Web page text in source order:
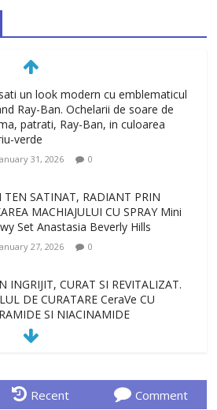
un look modern cu emblematicul
Ray-Ban. Ochelarii de soare de
patrati, Ray-Ban, in culoarea
verde
31, 2026 0
TEN SATINAT, RADIANT PRIN
MACHIAJULUI CU SPRAY Mini
Set Anastasia Beverly Hills
27, 2026 0
INGRIJIT, CURAT SI REVITALIZAT.
DE CURATARE CeraVe CU
SI NIACINAMIDE
January 23, 2026
o provocare. Idei inedite, cadouri
le puteti avea la Giftspot.ro,
Recent Comment